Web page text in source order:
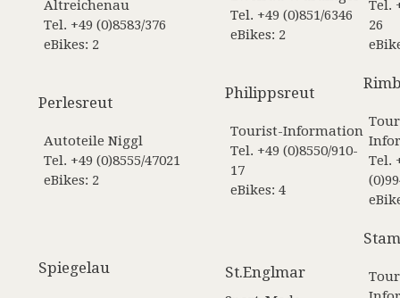
Altreichenau
Tel. +49 (0)8583/376
eBikes: 2
Tel. +49 (0)851/6346
eBikes: 2
Tel.
26
Perlesreut
Autoteile Niggl
Tel. +49 (0)8555/47021
eBikes: 2
Philippsreut
Tourist-Information
Tel. +49 (0)8550/910-
17
eBikes: 4
Tel.
Spiegelau St.Englmar